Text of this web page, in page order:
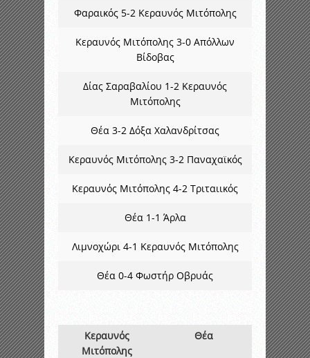
Φαραικός 5-2 Κεραυνός Μιτόπολης
Κεραυνός Μιτόπολης 3-0 Απόλλων
Βίδοβας
Δίας Σαραβαλίου 1-2 Κεραυνός
Μιτόπολης
Θέα 3-2 Δόξα Χαλανδρίτσας
Κεραυνός Μιτόπολης 3-2 Παναχαϊκός
Κεραυνός Μιτόπολης 4-2 Τριταιικός
Θέα 1-1 Άρλα
Λιμνοχώρι 4-1 Κεραυνός Μιτόπολης
Θέα 0-4 Φωστήρ Οβρυάς
Κεραυνός
Μιτόπολης
Θέα